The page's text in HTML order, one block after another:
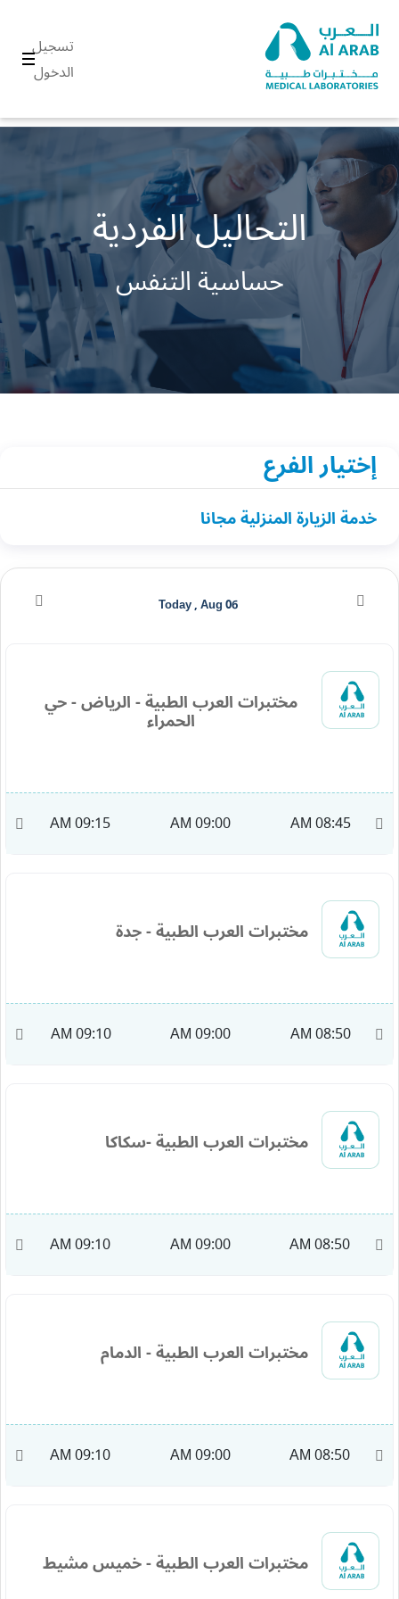
تسجيل
الدخول
التحاليل الفردية
حساسية التنفس
إختيار الفرع
خدمة الزيارة المنزلية مجانا
مختبرات العرب الطبية - الرياض - حي
الحمراء
08:45 AM
09:00 AM
09:15 AM
مختبرات العرب الطبية - جدة
08:50 AM
09:00 AM
09:10 AM
مختبرات العرب الطبية -سكاكا
08:50 AM
09:00 AM
09:10 AM
مختبرات العرب الطبية - الدمام
08:50 AM
09:00 AM
09:10 AM
مختبرات العرب الطبية - خميس مشيط